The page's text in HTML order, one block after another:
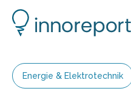
Energie & Elektrotechnik